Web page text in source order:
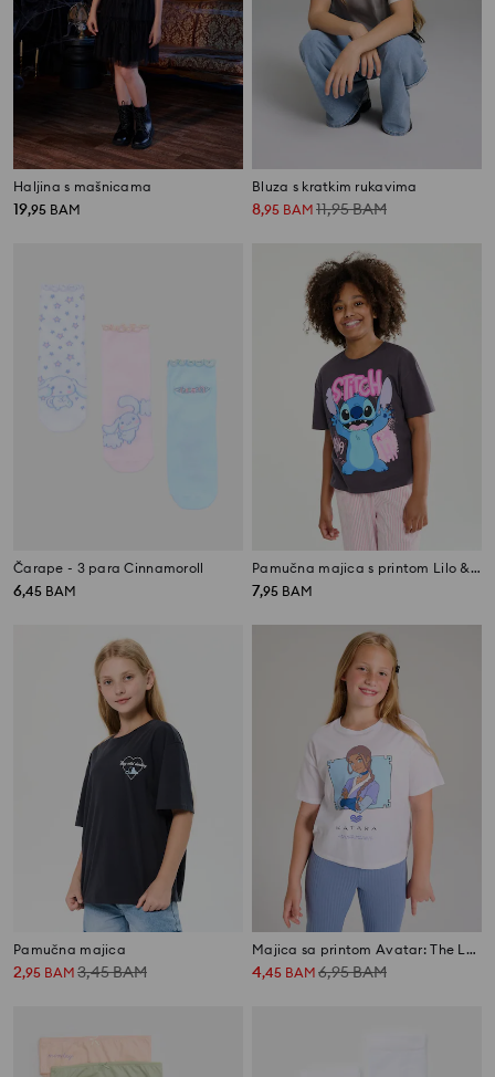
Haljina s mašnicama
19,95 BAM
Bluza s kratkim rukavima
8,95 BAM 11,95BAM
Čarape - 3 para Cinnamoroll
6,45 BAM
Pamučna majica s printom Lilo & Stitch
7,95 BAM
Pamučna majica
2,95 BAM 3,45BAM
Majica sa printom Avatar: The Last Airbender, Katara
4,45 BAM 6,95BAM